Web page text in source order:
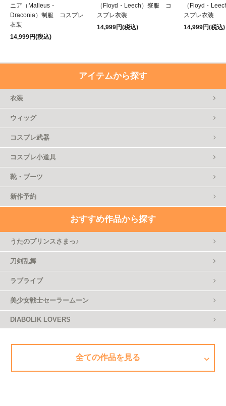
ニア（Malleus・
Draconia）制服 コスプレ
衣装
14,999円(税込)
（Floyd・Leech）寮服 コ
スプレ衣装
14,999円(税込)
（Floyd・
スプレ衣装
14,999円(税込)
アイテムから探す
衣装
ウィッグ
コスプレ武器
コスプレ小道具
靴・ブーツ
新作予約
おすすめ作品から探す
うたのプリンスさまっ♪
刀剣乱舞
ラブライブ
美少女戦士セーラームーン
DIABOLIK LOVERS
全ての作品を見る